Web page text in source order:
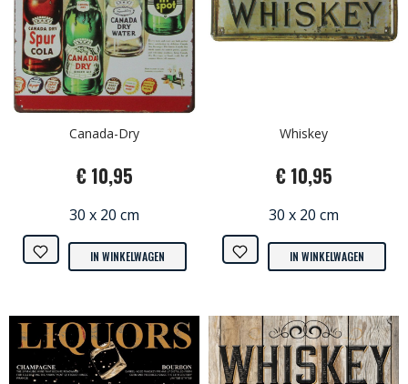
Canada-Dry
€ 10,95
30 x 20 cm
IN WINKELWAGEN
Whiskey
€ 10,95
30 x 20 cm
IN WINKELWAGEN